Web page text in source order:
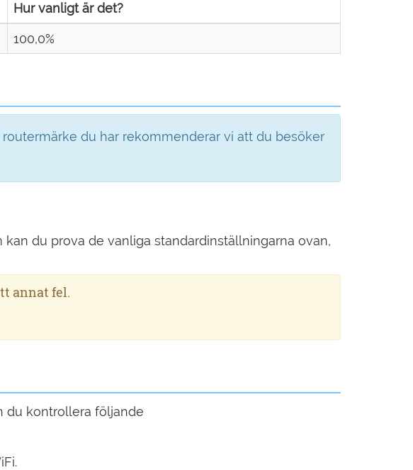
Hur vanligt är det?
100,0%
du har rekommenderar vi att du besöker
du prova de vanliga standardinställningarna ovan,
annat fel.
du kontrollera följande